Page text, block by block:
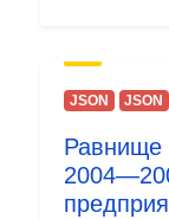
на
JSON JSON
Равнище